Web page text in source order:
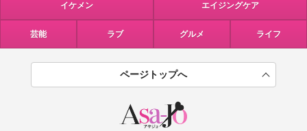
イケメン エイジングケア
芸能 ラブ グルメ ライフ
ページトップへ